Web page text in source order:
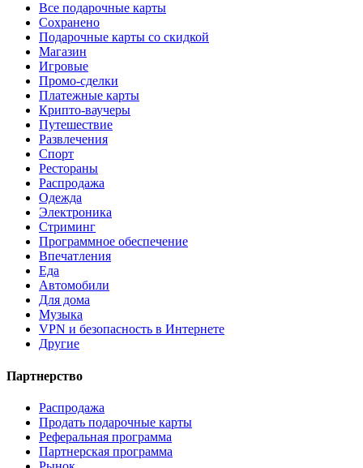
Все подарочные карты
Сохранено
Подарочные карты со скидкой
Магазин
Игровые
Промо-сделки
Платежные карты
Крипто-ваучеры
Путешествие
Развлечения
Спорт
Рестораны
Распродажа
Одежда
Электроника
Стриминг
Программное обеспечение
Впечатления
Еда
Автомобили
Для дома
Музыка
VPN и безопасность в Интернете
Другие
Партнерство
Распродажа
Продать подарочные карты
Реферальная программа
Партнерская программа